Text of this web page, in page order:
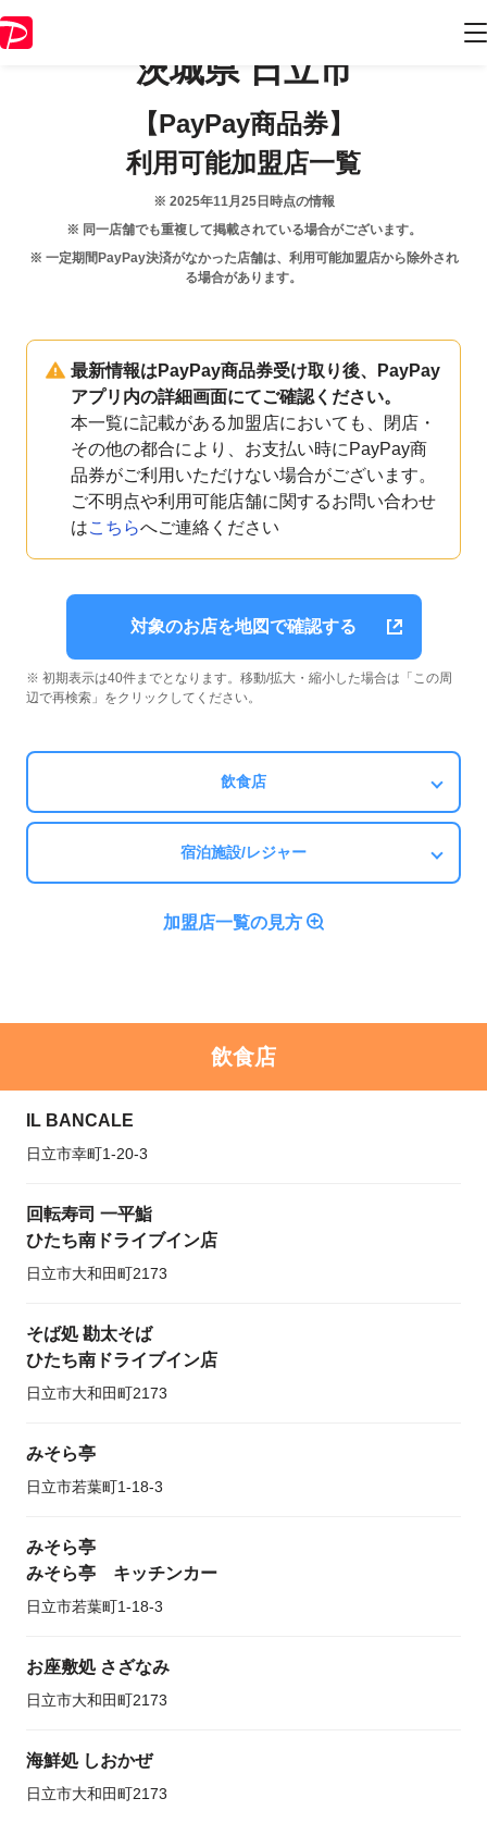
茨城県 日立市
【PayPay商品券】
利用可能加盟店一覧
※ 2025年11月25日 時点の情報
※ 同一店舗でも重複して掲載されている場合がございます。
※ 一定期間PayPay決済がなかった店舗は、利用可能加盟店から除外され
る場合があります。
最新情報はPayPay商品券受け取り後、PayPay
アプリ内の詳細画面にてご確認ください。
本一覧に記載がある加盟店においても、閉店・
その他の都合により、お支払い時にPayPay商
品券がご利用いただけない場合がございます。
ご不明点や利用可能店舗に関するお問い合わせ
はこちらへご連絡ください
対象のお店を地図で確認する
※ 初期表示は40件までとなります。移動/拡大・縮小した場合は「この周
辺で再検索」をクリックしてください。
飲食店
宿泊施設/レジャー
加盟店一覧の見方
飲食店
IL BANCALE
日立市幸町1-20-3
回転寿司 一平鮨
ひたち南ドライブイン店
日立市大和田町2173
そば処 勘太そば
ひたち南ドライブイン店
日立市大和田町2173
みそら亭
日立市若葉町1-18-3
みそら亭
みそら亭 キッチンカー
日立市若葉町1-18-3
お座敷処 さざなみ
日立市大和田町2173
海鮮処 しおかぜ
日立市大和田町2173